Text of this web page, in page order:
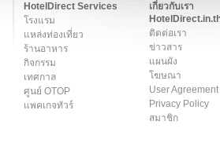
HotelDirect Services
โรงแรม
แหล่งท่องเที่ยว
ร้านอาหาร
กิจกรรม
เทศกาล
ศูนย์ OTOP
แพคเกจทัวร์
เกี่ยวกับเรา
ติดต่อเรา
ข่าวสาร
แผนผัง
โฆษณา
User Agreement
Privacy Policy
สมาชิก